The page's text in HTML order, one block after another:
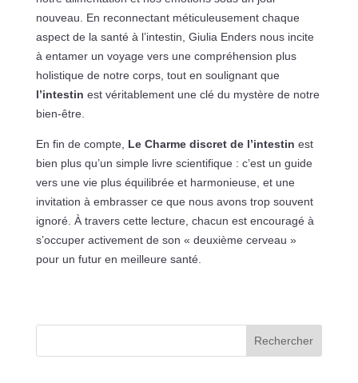
nouveau. En reconnectant méticuleusement chaque
aspect de la santé à l’intestin, Giulia Enders nous incite
à entamer un voyage vers une compréhension plus
holistique de notre corps, tout en soulignant que
l’intestin est véritablement une clé du mystère de notre
bien-être.
En fin de compte, Le Charme discret de l’intestin est
bien plus qu’un simple livre scientifique : c’est un guide
vers une vie plus équilibrée et harmonieuse, et une
invitation à embrasser ce que nous avons trop souvent
ignoré. À travers cette lecture, chacun est encouragé à
s’occuper activement de son « deuxième cerveau »
pour un futur en meilleure santé.
Rechercher